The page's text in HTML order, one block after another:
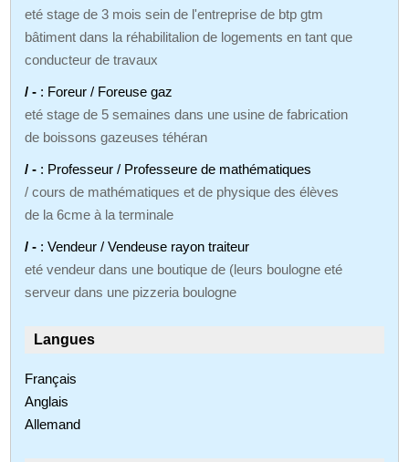
eté stage de 3 mois sein de l'entreprise de btp gtm
bâtiment dans la réhabilitalion de logements en tant que
conducteur de travaux
/ - : Foreur / Foreuse gaz
eté stage de 5 semaines dans une usine de fabrication
de boissons gazeuses téhéran
/ - : Professeur / Professeure de mathématiques
/ cours de mathématiques et de physique des élèves
de la 6cme à la terminale
/ - : Vendeur / Vendeuse rayon traiteur
eté vendeur dans une boutique de (leurs boulogne eté
serveur dans une pizzeria boulogne
Langues
Français
Anglais
Allemand